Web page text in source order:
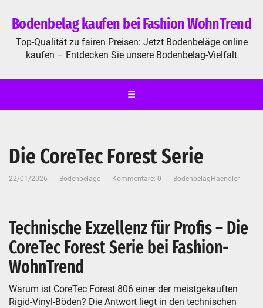
Bodenbelag kaufen bei Fashion WohnTrend
Top-Qualität zu fairen Preisen: Jetzt Bodenbeläge online
kaufen – Entdecken Sie unsere Bodenbelag-Vielfalt
☰
Die CoreTec Forest Serie
22/01/2026 Bodenbeläge Kommentare: 0 BodenbelagHaendler
Technische Exzellenz für Profis – Die
CoreTec Forest Serie bei Fashion-
WohnTrend
Warum ist CoreTec Forest 806 einer der meistgekauften
Rigid-Vinyl-Böden? Die Antwort liegt in den technischen